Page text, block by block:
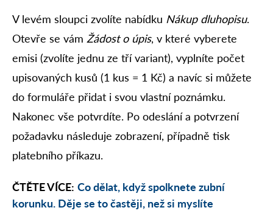
V levém sloupci zvolíte nabídku Nákup dluhopisu.
Otevře se vám Žádost o úpis, v které vyberete
emisi (zvolíte jednu ze tří variant), vyplníte počet
upisovaných kusů (1 kus = 1 Kč) a navíc si můžete
do formuláře přidat i svou vlastní poznámku.
Nakonec vše potvrdíte. Po odeslání a potvrzení
požadavku následuje zobrazení, případně tisk
platebního příkazu.
ČTĚTE VÍCE: Co dělat, když spolknete zubní
korunku. Děje se to častěji, než si myslíte